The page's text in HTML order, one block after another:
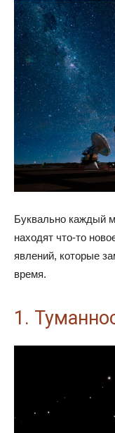
Буквально каждый
находят что-то
явлений, которые
время.
1.